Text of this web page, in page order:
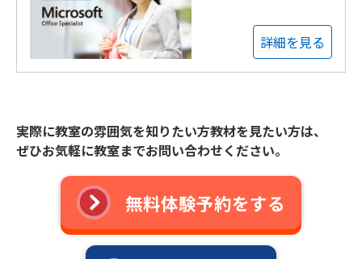
詳細を見る
実際に教室の雰囲気を知りたい方教材を見たい方は、
ぜひお気軽に教室までお問い合わせください。
無料体験予約をする